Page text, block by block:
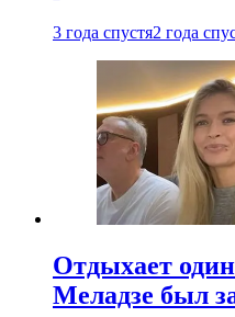
3 года спустя2 года
Отдыхает
Меладзе был